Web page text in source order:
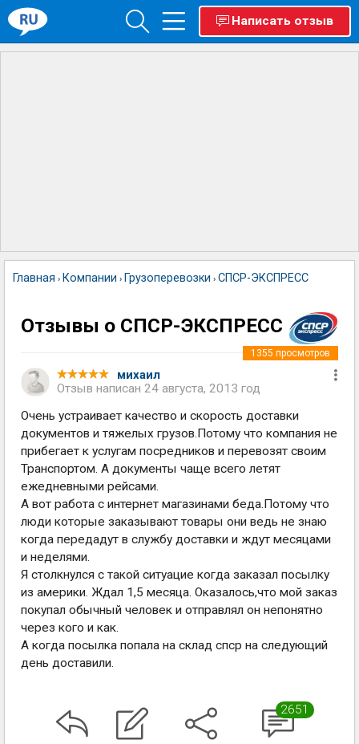
Написать отзыв
Главная › Компании › Грузоперевозки › СПСР-ЭКСПРЕСС
Отзывы о СПСР-ЭКСПРЕСС
михаил
Отзыв написан 24 августа, 2013 год
1355 просмотров
Очень устраивает качество и скорость доставки
документов и тяжелых грузов.Потому что компания не
прибегает к услугам посредников и перевозят своим
Транспортом. А документы чаще всего летят
ежедневными рейсами.
А вот работа с интернет магазинами беда.Потому что
люди которые заказывают товары они ведь не знаю
когда передадут в службу доставки и ждут месяцами
и неделями.
Я столкнулся с такой ситуацие когда заказал посылку
из америки. Ждал 1,5 месяца. Оказалось,что мой заказ
покупал обычный человек и отправлял он непонятно
через кого и как.
А когда посылка попала на склад спср на следующий
день доставили.
2651